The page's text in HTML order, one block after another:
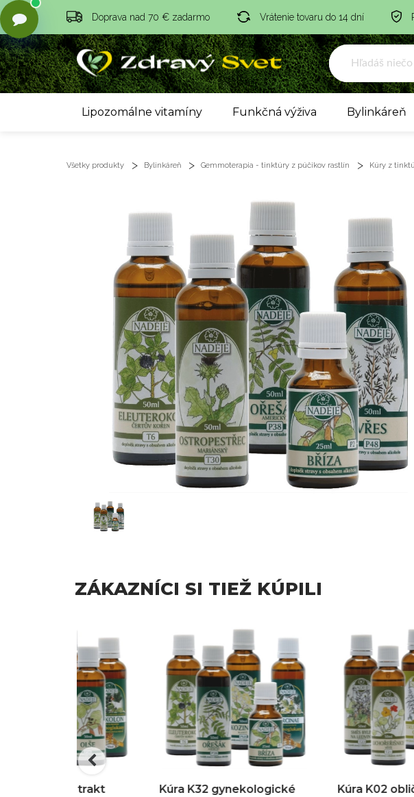
Doprava nad 70 € zadarmo Vrátenie tovaru do 14 dní
Lipozomálne vitamíny Funkčná výživa Bylinkáreň
Všetky produkty Bylinkáreň Gemmoterapia - tinktúry z púčikov rastlín Kúry z
ZÁKAZNÍCI SI TIEŽ KÚPILI
Kúra K32 gynekologické
Kúra K02 obličky